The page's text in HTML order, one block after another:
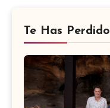
Te Has Perdido